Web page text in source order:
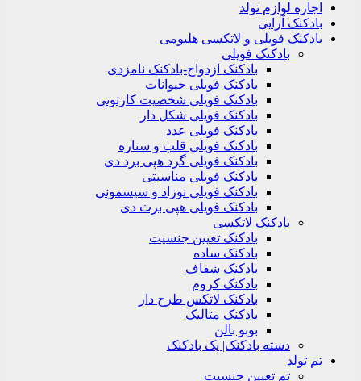
اجاره لوازم تولد
بادکنک آرایی
بادکنک فویلی و لاتکسی هلیومی
بادکنک فویلی
بادکنک ازدواج-بادکنک نامزدی
بادکنک فویلی حیوانات
بادکنک فویلی شخصیت کارتونی
بادکنک فویلی شکل دار
بادکنک فویلی عدد
بادکنک فویلی قلب و ستاره
بادکنک فویلی گرد هپی برد دی
بادکنک فویلی مناسبتی
بادکنک فویلی نوزاد و سیسمونی
بادکنک فویلی هپی برث دی
بادکنک لاتکسی
بادکنک تعیین جنسیت
بادکنک ساده
بادکنک شفاف
بادکنک کروم
بادکنک لاتکس طرح دار
بادکنک متالیک
بوبو بالن
دسته بادکنک| پک بادکنک
تم تولد
تم تعیین جنسیت